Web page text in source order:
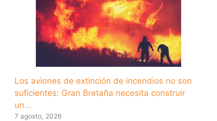
Los aviones de extinción de incendios no son
suficientes: Gran Bretaña necesita construir
un…
7 agosto, 2026